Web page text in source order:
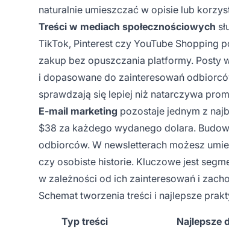
naturalnie umieszczać w opisie lub
Treści w mediach społecznościowych
TikTok, Pinterest czy YouTube Shopping
zakup bez opuszczania platformy. Posty
i dopasowane do zainteresowań
sprawdzają się lepiej niż natarczywa
E-mail marketing pozostaje jednym z
$38 za każdego wydanego dolara.
odbiorców. W newsletterach możesz
czy osobiste historie. Kluczowe jest
w zależności od ich zainteresowań i
Schemat tworzenia treści i najlepsze
Typ treści Najlepsze